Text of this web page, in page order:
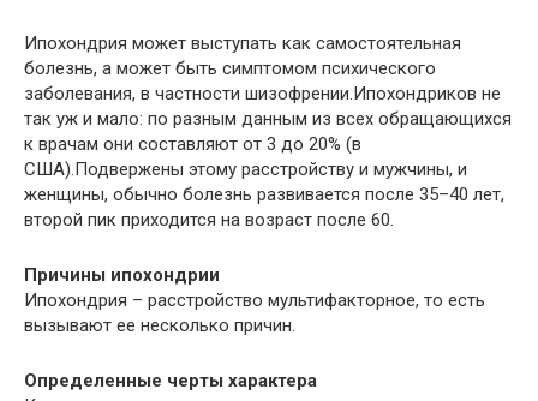
Ипохондрия может выступать как самостоятельная
болезнь, а может быть симптомом психического
заболевания, в частности шизофрении.Ипохондриков не
так уж и мало: по разным данным из всех обращающихся
к врачам они составляют от 3 до 20% (в
США).Подвержены этому расстройству и мужчины, и
женщины, обычно болезнь развивается после 35–40 лет,
второй пик приходится на возраст после 60.
Причины ипохондрии
Ипохондрия – расстройство мультифакторное, то есть
вызывают ее несколько причин.
Определенные черты характера